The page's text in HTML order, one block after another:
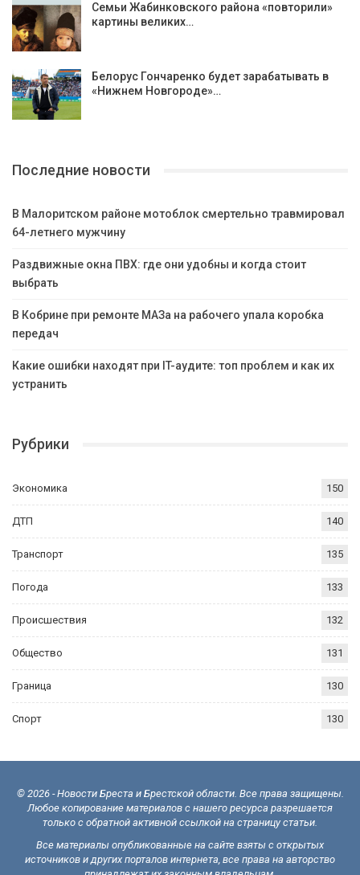
Семьи Жабинковского района «повторили»
картины великих…
Белорус Гончаренко будет зарабатывать в
«Нижнем Новгороде»…
Последние новости
В Малоритском районе мотоблок смертельно травмировал
64-летнего мужчину
Раздвижные окна ПВХ: где они удобны и когда стоит
выбрать
В Кобрине при ремонте МАЗа на рабочего упала коробка
передач
Какие ошибки находят при IT-аудите: топ проблем и как их
устранить
Рубрики
Экономика 150
ДТП 140
Транспорт 135
Погода 133
Происшествия 132
Общество 131
Граница 130
Спорт 130
© 2026 - Новости Бреста и Брестской области. Все права защищены.
Любое копирование материалов с нашего ресурса разрешается
только с обратной активной ссылкой на страницу статьи.
Все материалы опубликованные на сайте взяты с открытых
источников и других порталов интернета, все права на авторство